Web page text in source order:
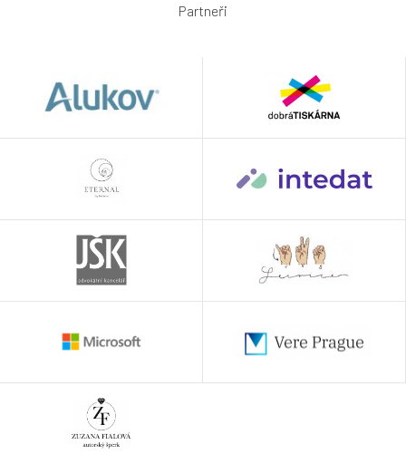
Partneři